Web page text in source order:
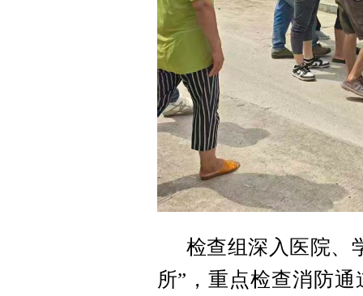
检查组深入医院、
所”，重点检查消防